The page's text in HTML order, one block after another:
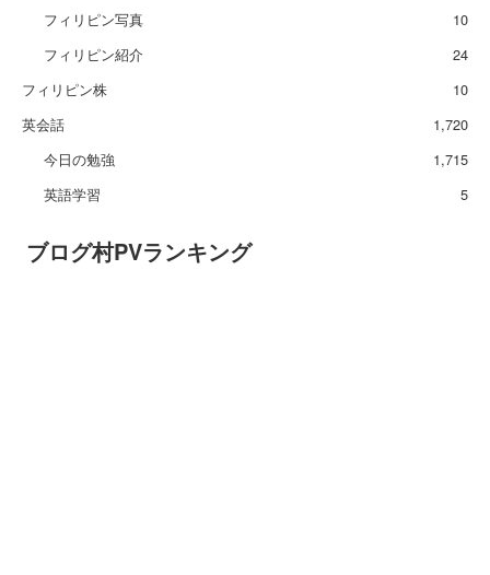
フィリピン写真
10
フィリピン紹介
24
フィリピン株
10
英会話
1,720
今日の勉強
1,715
英語学習
5
ブログ村PVランキング